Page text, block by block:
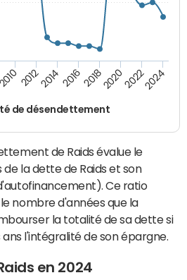
de désendettement
2010 2012201420162018202020222024
de Raids évalue le
la dette de Raids et son
Ce ratio
nombre d'années que la
la totalité de sa dette si
l'intégralité de son épargne.
en 2024